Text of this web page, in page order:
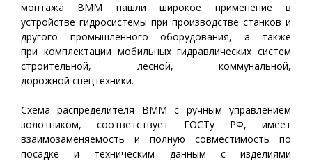
монтажа ВММ нашли широкое применение в
устройстве гидросистемы при производстве станков и
другого промышленного оборудования, а также
при комплектации мобильных гидравлических систем
строительной, лесной, коммунальной,
дорожной спецтехники.
Схема распределителя ВММ с ручным управлением
золотником, соответствует ГОСТу РФ, имеет
взаимозаменяемость и полную совместимость по
посадке и техническим данным с изделиями